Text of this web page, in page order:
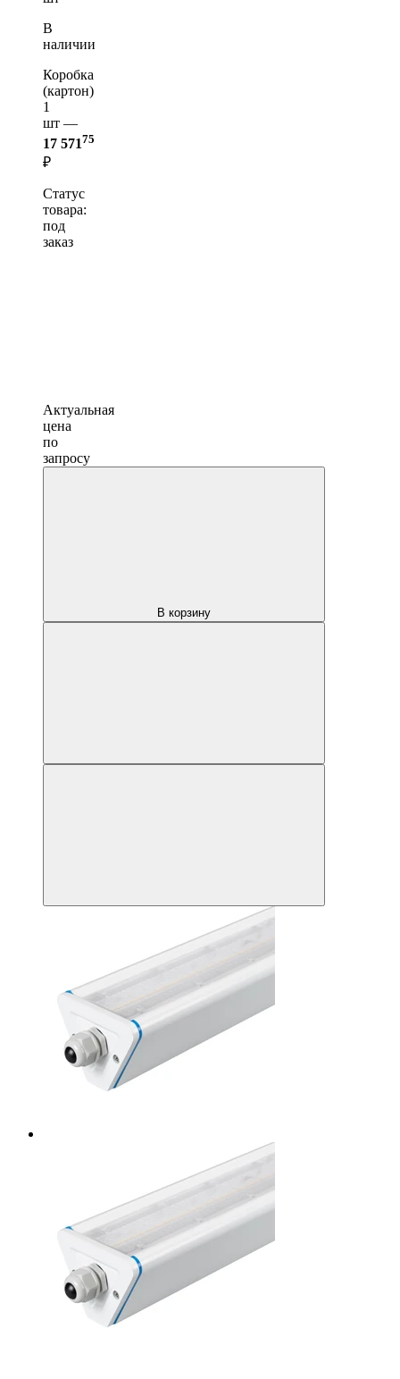
В
наличии
Коробка
(картон)
1
шт —
17 57175
₽
Статус
товара:
под
заказ
Актуальная
цена
по
запросу
В корзину